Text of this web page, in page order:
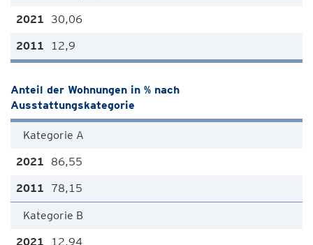
30,06
12,9
Anteil der Wohnungen in % nach
Ausstattungskategorie
Kategorie A
86,55
78,15
Kategorie B
12,94